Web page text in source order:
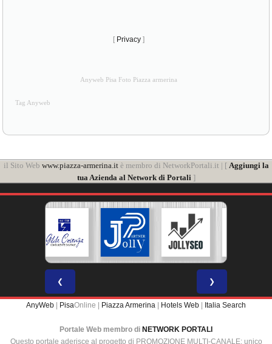
[ Privacy ]
Anyweb Pisa Foto Piazza armerina
Tag Anyweb
il Sito Web www.piazza-armerina.itè membro di NetworkPortali.it | [ Aggiungi la
tua Azienda al Network di Portali ]
❮ ❯
AnyWeb | PisaOnline | Piazza Armerina | Hotels Web | Italia Search
Portale Web membro di NETWORK PORTALI
Questo portale aderisce al progetto di PROMOZIONE MULTI-CANALE: unico